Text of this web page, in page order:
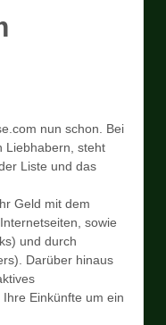
nun schon. Bei
Liebhabern, steht
Liste und das
Geld mit dem
sowie
und durch
Darüber hinaus
Einkünfte um ein